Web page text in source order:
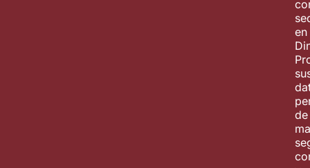
en
de